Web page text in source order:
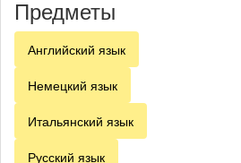
Предметы
Английский язык
Немецкий язык
Итальянский язык
Русский язык